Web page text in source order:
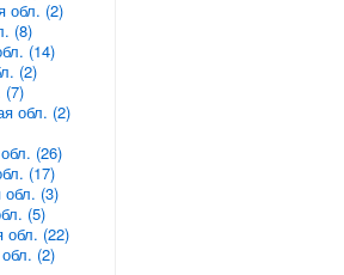
обл. (2)
(8)
(14)
(2)
(7)
обл. (2)
(26)
(17)
(3)
(5)
обл. (22)
(2)